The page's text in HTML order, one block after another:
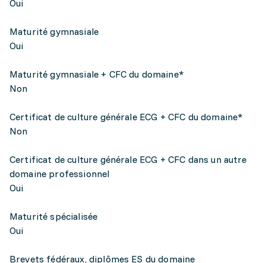
Oui
Maturité gymnasiale
Oui
Maturité gymnasiale + CFC du domaine*
Non
Certificat de culture générale ECG + CFC du domaine*
Non
Certificat de culture générale ECG + CFC dans un autre
domaine professionnel
Oui
Maturité spécialisée
Oui
Brevets fédéraux, diplômes ES du domaine